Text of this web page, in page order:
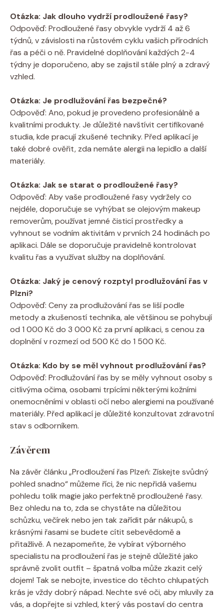
Otázka: Jak dlouho vydrží prodloužené řasy?
Odpověď: Prodloužené řasy obvykle vydrží 4 až 6
týdnů, v závislosti na růstovém cyklu vašich přírodních
řas a péči o ně. Pravidelné doplňování každých 2-4
týdny je doporučeno, aby se zajistil stále plný a zdravý
vzhled.
Otázka: Je prodlužování řas bezpečné?
Odpověď: Ano, pokud je provedeno profesionálně a
kvalitními produkty. Je důležité navštívit certifikované
studia, kde pracují zkušené techniky. Před aplikací je
také dobré ověřit, zda nemáte alergii na lepidlo a další
materiály.
Otázka: Jak se starat o prodloužené řasy?
Odpověď: Aby vaše prodloužené řasy vydržely co
nejdéle, doporučuje se vyhýbat se olejovým makeup
removerům, používat jemné čisticí prostředky a
vyhnout se vodním aktivitám v prvních 24 hodinách po
aplikaci. Dále se doporučuje pravidelně kontrolovat
kvalitu řas a využívat služby na doplňování.
Otázka: Jaký je cenový rozptyl prodlužování řas v
Plzni?
Odpověď: Ceny za prodlužování řas se liší podle
metody a zkušeností technika, ale většinou se pohybují
od 1 000 Kč do 3 000 Kč za první aplikaci, s cenou za
doplnění v rozmezí od 500 Kč do 1 500 Kč.
Otázka: Kdo by se měl vyhnout prodlužování řas?
Odpověď: Prodlužování řas by se měly vyhnout osoby s
citlivýma očima, osobami trpícími některými kožními
onemocněními v oblasti očí nebo alergiemi na používané
materiály. Před aplikací je důležité konzultovat zdravotní
stav s odborníkem.
Závěrem
Na závěr článku „Prodloužení řas Plzeň: Získejte svůdný
pohled snadno“ můžeme říci, že nic nepřidá vašemu
pohledu tolik magie jako perfektně prodloužené řasy.
Bez ohledu na to, zda se chystáte na důležitou
schůzku, večírek nebo jen tak zařídit pár nákupů, s
krásnými řasami se budete cítit sebevědomě a
přitažlivě. A nezapomeňte, že vybírat výborného
specialistu na prodloužení řas je stejně důležité jako
správně zvolit outfit – špatná volba může zkazit celý
dojem! Tak se nebojte, investice do těchto chlupatých
krás je vždy dobrý nápad. Nechte své oči, aby mluvily za
vás, a dopřejte si vzhled, který vás postaví do centra